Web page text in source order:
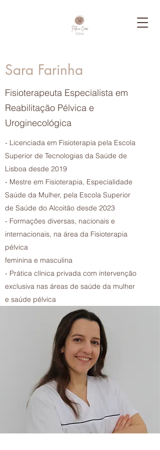
Sara Farinha
Fisioterapeuta Especialista em
Reabilitação Pélvica e
Uroginecológica
- Licenciada em Fisioterapia pela Escola
Superior de Tecnologias da Saúde de
Lisboa desde 2019
- Mestre em Fisioterapia, Especialidade
Saúde da Mulher, pela Escola Superior
de Saúde do Alcoitão desde 2023
- Formações diversas, nacionais e
internacionais, na área da Fisioterapia
pélvica
feminina e masculina
- Prática clínica privada com intervenção
exclusiva nas áreas de saúde da mulher
e saúde pélvica